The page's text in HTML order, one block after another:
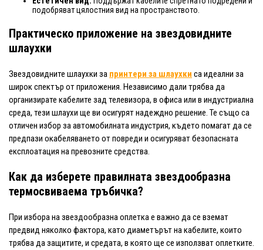
подобряват цялостния вид на пространството.
Практическо приложение на звездовидните
шлаухки
Звездовидните шлаухки за принтери за шлаухки са идеални за
широк спектър от приложения. Независимо дали трябва да
организирате кабелите зад телевизора, в офиса или в индустриална
среда, тези шлаухи ще ви осигурят надеждно решение. Те също са
отличен избор за автомобилната индустрия, където помагат да се
предпази окабеляването от повреди и осигуряват безопасната
експлоатация на превозните средства.
Как да изберете правилната звездообразна
термосвиваема тръбичка?
При избора на звездообразна оплетка е важно да се вземат
предвид няколко фактора, като диаметърът на кабелите, които
трябва да защитите, и средата, в която ще се използват оплетките.